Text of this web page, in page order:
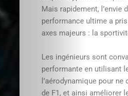
Mais rapidement, l’envie
performance ultime a
axes majeurs : la
Les ingénieurs sont
performante en utilisant
l’aérodynamique pour
de F1, et ainsi améliorer